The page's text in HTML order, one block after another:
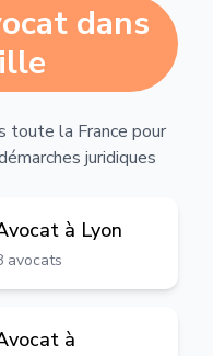
dans
toute la France pour
juridiques
à Lyon
avocats
à